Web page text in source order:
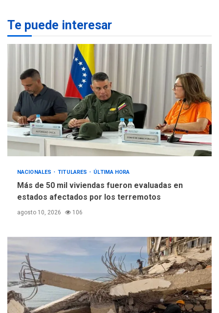
3
LATINOAMÉRICA Y CARIBE
Seis muertos en Colombia
en combates contra grupos
armados
4
GUERRA EN EL MUNDO
TITULARES
ÚLTIMA HORA
Netanyahu descarta plan de
EEUU para Gaza apoyado
por Hamás
5
DESTACADOS
REGIONALES
ASOMAYOR se afilia a la
Cámara de Comercio para
impulsar la economía
Te puede interesar
NACIONALES TITULARES ÚLTIMA HORA
Más de 50 mil viviendas fueron evaluadas en
estados afectados por los terremotos
agosto 10, 2026 106